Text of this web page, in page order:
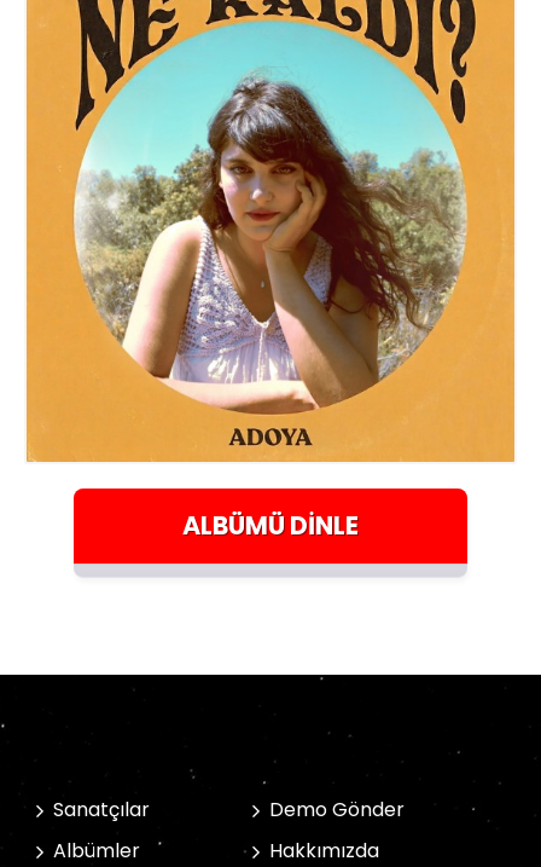
ALBÜMÜDINLE
Sanatçılar
Albümler
Demo Gönder
Hakkımızda